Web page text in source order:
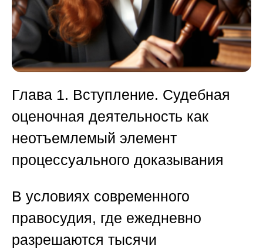
Глава 1. Вступление. Судебная
оценочная деятельность как
неотъемлемый элемент
процессуального доказывания
В условиях современного
правосудия, где ежедневно
разрешаются тысячи